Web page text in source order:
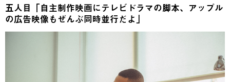
五人目「自主制作映画にテレビドラマの脚本、アップル
の広告映像もぜんぶ同時並行だよ」